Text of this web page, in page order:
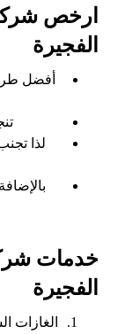
ارخص
الفجيرة
أفضل
لذا
خدمات
الفجيرة
الغازات